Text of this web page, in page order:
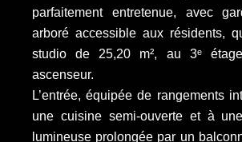
parfaitement entretenue, avec
arboré accessible aux résidents,
studio de 25,20 m², au 3ᵉ
ascenseur.
L’entrée, équipée de rangements
une cuisine semi-ouverte et à
lumineuse prolongée par un